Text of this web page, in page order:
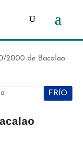
2000 de Bacalao
FRÍO